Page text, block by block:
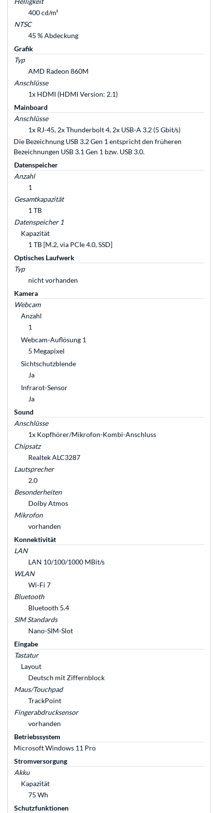
400 cd/m²
NTSC
45 % Abdeckung
Grafik
Typ
AMD Radeon 860M
Anschlüsse
1x HDMI (HDMI Version: 2.1)
Mainboard
Anschlüsse
1x RJ-45, 2x Thunderbolt 4, 2x USB-A 3.2 (5 Gbit/s)
Die Bezeichnung USB 3.2 Gen 1 entspricht den früheren
Bezeichnungen USB 3.1 Gen 1 bzw. USB 3.0.
Datenspeicher
Anzahl
1
Gesamtkapazität
1 TB
Datenspeicher 1
Kapazität
1 TB [M.2, via PCIe 4.0, SSD]
Optisches Laufwerk
Typ
nicht vorhanden
Kamera
Webcam
Anzahl
1
Webcam-Auflösung 1
5 Megapixel
Sichtschutzblende
Ja
Infrarot-Sensor
Ja
Sound
Anschlüsse
1x Kopfhörer/Mikrofon-Kombi-Anschluss
Chipsatz
Realtek ALC3287
Lautsprecher
2.0
Besonderheiten
Dolby Atmos
Mikrofon
vorhanden
Konnektivität
LAN
LAN 10/100/1000 MBit/s
WLAN
Wi-Fi 7
Bluetooth
Bluetooth 5.4
SIM Standards
Nano-SIM-Slot
Eingabe
Tastatur
Layout
Deutsch mit Ziffernblock
Maus/Touchpad
TrackPoint
Fingerabdrucksensor
vorhanden
Betriebssystem
Microsoft Windows 11 Pro
Stromversorgung
Akku
Kapazität
75 Wh
Schutzfunktionen